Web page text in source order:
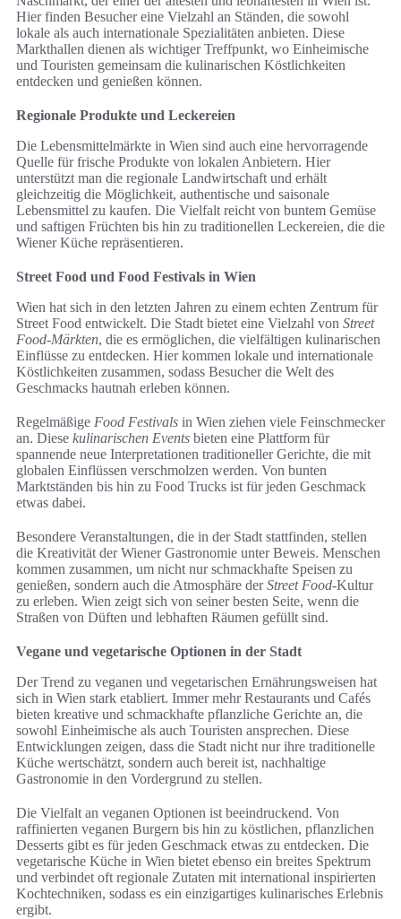
Hier finden Besucher eine Vielzahl an Ständen, die sowohl
lokale als auch internationale Spezialitäten anbieten. Diese
Markthallen dienen als wichtiger Treffpunkt, wo Einheimische
und Touristen gemeinsam die kulinarischen Köstlichkeiten
entdecken und genießen können.
Regionale Produkte und Leckereien
Die Lebensmittelmärkte in Wien sind auch eine hervorragende
Quelle für frische Produkte von lokalen Anbietern. Hier
unterstützt man die regionale Landwirtschaft und erhält
gleichzeitig die Möglichkeit, authentische und saisonale
Lebensmittel zu kaufen. Die Vielfalt reicht von buntem Gemüse
und saftigen Früchten bis hin zu traditionellen Leckereien, die die
Wiener Küche repräsentieren.
Street Food und Food Festivals in Wien
Wien hat sich in den letzten Jahren zu einem echten Zentrum für
Street Food entwickelt. Die Stadt bietet eine Vielzahl von Street
Food-Märkten, die es ermöglichen, die vielfältigen kulinarischen
Einflüsse zu entdecken. Hier kommen lokale und internationale
Köstlichkeiten zusammen, sodass Besucher die Welt des
Geschmacks hautnah erleben können.
Regelmäßige Food Festivals in Wien ziehen viele Feinschmecker
an. Diese kulinarischen Events bieten eine Plattform für
spannende neue Interpretationen traditioneller Gerichte, die mit
globalen Einflüssen verschmolzen werden. Von bunten
Marktständen bis hin zu Food Trucks ist für jeden Geschmack
etwas dabei.
Besondere Veranstaltungen, die in der Stadt stattfinden, stellen
die Kreativität der Wiener Gastronomie unter Beweis. Menschen
kommen zusammen, um nicht nur schmackhafte Speisen zu
genießen, sondern auch die Atmosphäre derStreet Food-Kultur
zu erleben. Wien zeigt sich von seiner besten Seite, wenn die
Straßen von Düften und lebhaften Räumen gefüllt sind.
Vegane und vegetarische Optionen in der Stadt
Der Trend zu veganen und vegetarischen Ernährungsweisen hat
sich in Wien stark etabliert. Immer mehr Restaurants und Cafés
bieten kreative und schmackhafte pflanzliche Gerichte an, die
sowohl Einheimische als auch Touristen ansprechen. Diese
Entwicklungen zeigen, dass die Stadt nicht nur ihre traditionelle
Küche wertschätzt, sondern auch bereit ist, nachhaltige
Gastronomie in den Vordergrund zu stellen.
Die Vielfalt an veganen Optionen ist beeindruckend. Von
raffinierten veganen Burgern bis hin zu köstlichen, pflanzlichen
Desserts gibt es für jeden Geschmack etwas zu entdecken. Die
vegetarische Küche in Wien bietet ebenso ein breites Spektrum
und verbindet oft regionale Zutaten mit international inspirierten
Kochtechniken, sodass es ein einzigartiges kulinarisches Erlebnis
ergibt.